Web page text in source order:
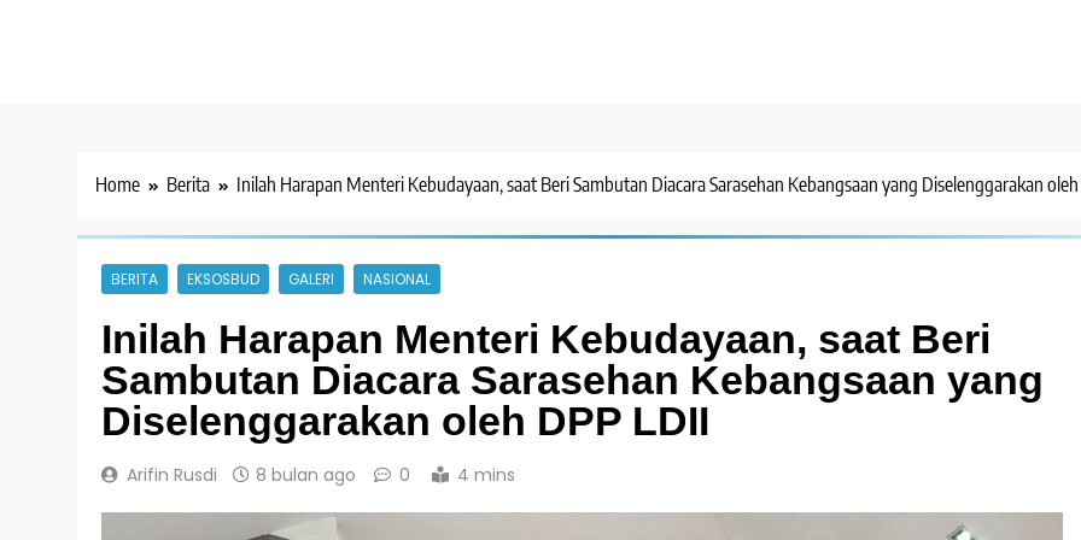
Home Berita Inilah Harapan Menteri Kebudayaan, saat Beri Sambutan Diacara Sarasehan Kebangsaan yang Diselenggarakan
BERITA EKSOSBUD GALERI NASIONAL
Inilah Harapan Menteri Kebudayaan, saat Beri
Sambutan Diacara Sarasehan Kebangsaan yang
Diselenggarakan oleh DPP LDII
Arifin Rusdi 8 bulan ago 0 4 mins